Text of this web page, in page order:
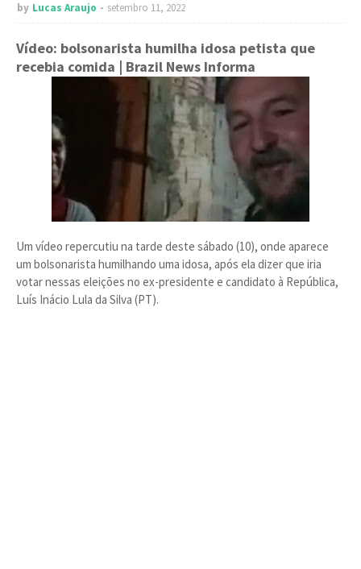
by Lucas Araujo setembro 11, 2022
Vídeo: bolsonarista humilha idosa petista que
recebia comida | Brazil News Informa
Um vídeo repercutiu na tarde deste sábado (10), onde aparece
um bolsonarista humilhando uma idosa, após ela dizer que iria
votar nessas eleições no ex-presidente e candidato à República,
Luís Inácio Lula da Silva (PT).